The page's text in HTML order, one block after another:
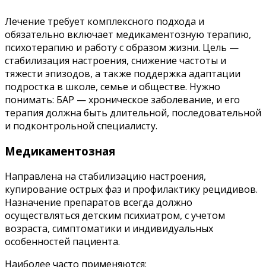
Лечение требует комплексного подхода и
обязательно включает медикаментозную терапию,
психотерапию и работу с образом жизни. Цель —
стабилизация настроения, снижение частоты и
тяжести эпизодов, а также поддержка адаптации
подростка в школе, семье и обществе. Нужно
понимать: БАР — хроническое заболевание, и его
терапия должна быть длительной, последовательной
и подконтрольной специалисту.
Медикаментозная
Направлена на стабилизацию настроения,
купирование острых фаз и профилактику рецидивов.
Назначение препаратов всегда должно
осуществляться детским психиатром, с учетом
возраста, симптоматики и индивидуальных
особенностей пациента.
Наиболее часто применяются: